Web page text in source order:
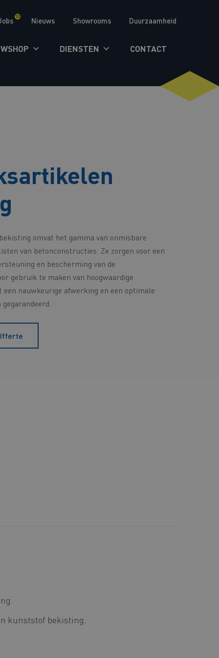
10 Nieuws Showrooms Duurzaamheid
DIENSTEN CONTACT
omvat het gamma van onmisbare
van betonconstructies. Ze zorgen voor een
en bescherming van de
gebruik te maken van hoogwaardige
nauwkeurige afwerking en een optimale
kunststof bekisting.